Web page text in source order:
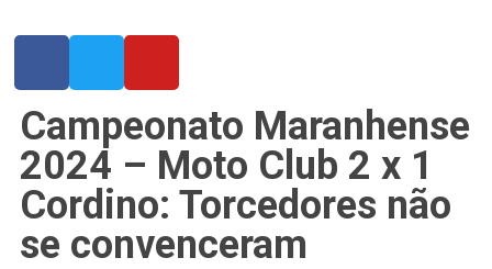
Campeonato Maranhense
2024 – Moto Club 2 x 1
Cordino: Torcedores não
se convenceram